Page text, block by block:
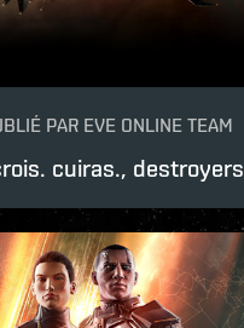
PAR EVE ONLINE TEAM
cuiras., destroyers